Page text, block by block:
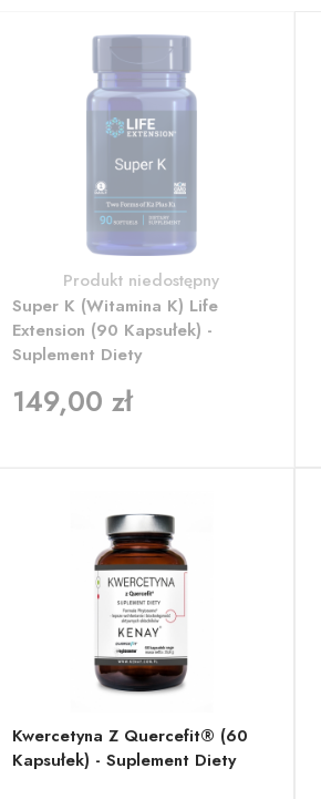
Produkt niedostępny
Super K (witamina K) Life
Extension (90 Kapsułek) -
Suplement Diety
149,00 zł
Kwercetyna Z Quercefit® (60
Kapsułek) - Suplement Diety